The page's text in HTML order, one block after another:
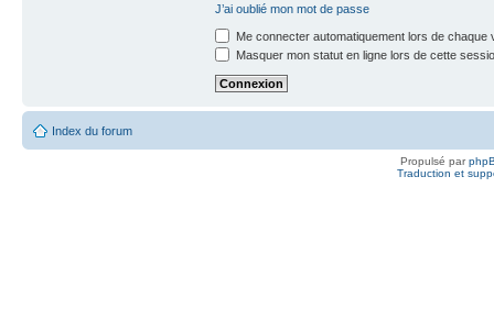
J’ai oublié mon mot de passe
Me connecter automatiquement lors de chaque
Masquer mon statut en ligne lors de cette
Index du forum
Propulsé par
Traduction et